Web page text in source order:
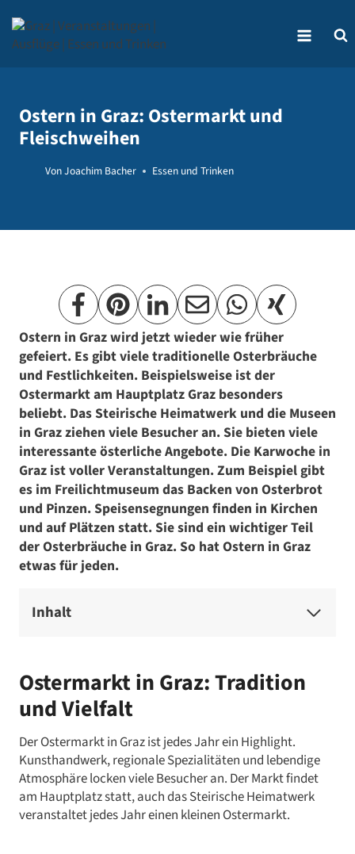
Inhalt
springen
Ostern in Graz: Ostermarkt und
Fleischweihen
VonJoachim Bacher Essen und Trinken
Ostern in Graz wird jetzt wieder wie früher
gefeiert. Es gibt viele traditionelle Osterbräuche
und Festlichkeiten. Beispielsweise ist der
Ostermarkt am Hauptplatz Graz besonders
beliebt. Das Steirische Heimatwerk und die Museen
in Graz ziehen viele Besucher an. Sie bieten viele
interessante österliche Angebote. Die Karwoche in
Graz ist voller Veranstaltungen. Zum Beispiel gibt
es im Freilichtmuseum das Backen von Osterbrot
und Pinzen. Speisensegnungen finden in Kirchen
und auf Plätzen statt. Sie sind ein wichtiger Teil
der Osterbräuche in Graz. So hat Ostern in Graz
etwas für jeden.
Inhalt
Ostermarkt in Graz: Tradition
und Vielfalt
Der Ostermarkt in Graz ist jedes Jahr ein Highlight.
Kunsthandwerk, regionale Spezialitäten und lebendige
Atmosphäre locken viele Besucher an. Der Markt findet
am Hauptplatz statt, auch das Steirische Heimatwerk
veranstaltet jedes Jahr einen kleinen Ostermarkt.